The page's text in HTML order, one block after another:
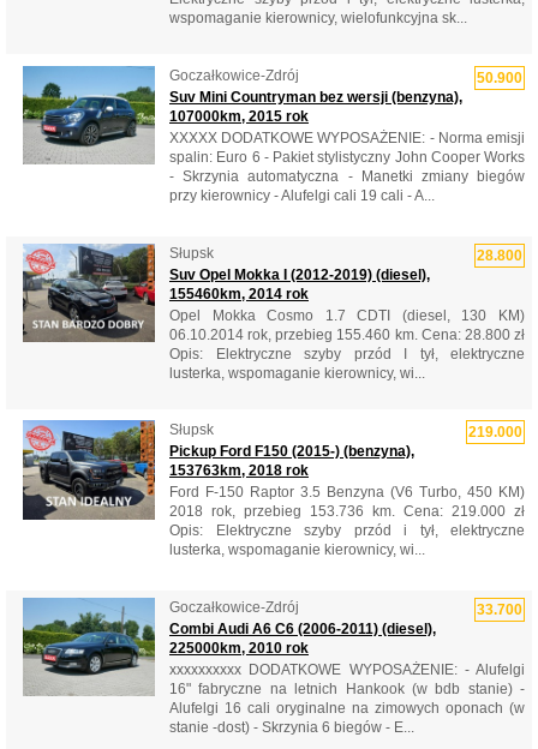
wspomaganie kierownicy, wielofunkcyjna sk...
50.900
Goczałkowice-Zdrój
Suv Mini Countryman bez wersji (benzyna),
107000km, 2015 rok
XXXXX DODATKOWE WYPOSAŻENIE: - Norma emisji
spalin: Euro 6 - Pakiet stylistyczny John Cooper Works
- Skrzynia automatyczna - Manetki zmiany biegów
przy kierownicy - Alufelgi cali 19 cali - A...
28.800
Słupsk
Suv Opel Mokka I (2012-2019) (diesel),
155460km, 2014 rok
Opel Mokka Cosmo 1.7 CDTI (diesel, 130 KM)
06.10.2014 rok, przebieg 155.460 km. Cena: 28.800 zł
Opis: Elektryczne szyby przód I tył, elektryczne
lusterka, wspomaganie kierownicy, wi...
219.000
Słupsk
Pickup Ford F150 (2015-) (benzyna),
153763km, 2018 rok
Ford F-150 Raptor 3.5 Benzyna (V6 Turbo, 450 KM)
2018 rok, przebieg 153.736 km. Cena: 219.000 zł
Opis: Elektryczne szyby przód i tył, elektryczne
lusterka, wspomaganie kierownicy, wi...
33.700
Goczałkowice-Zdrój
Combi Audi A6 C6 (2006-2011) (diesel),
225000km, 2010 rok
xxxxxxxxxx DODATKOWE WYPOSAŻENIE: - Alufelgi
16" fabryczne na letnich Hankook (w bdb stanie) -
Alufelgi 16 cali oryginalne na zimowych oponach (w
stanie -dost) - Skrzynia 6 biegów - E...